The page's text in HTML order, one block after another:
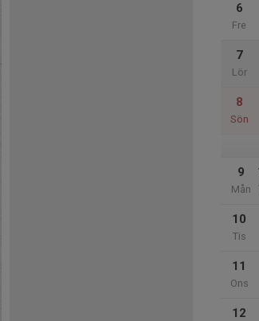
6
Fre
7
Lör
8
Sön
9
Mån
10
Tis
11
Ons
12